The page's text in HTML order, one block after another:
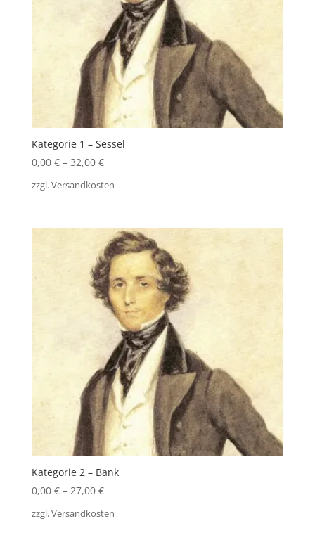
Kategorie 1 – Sessel
0,00 €– 32,00 €
zzgl.Versandkosten
Kategorie 2 – Bank
0,00 €– 27,00 €
zzgl.Versandkosten